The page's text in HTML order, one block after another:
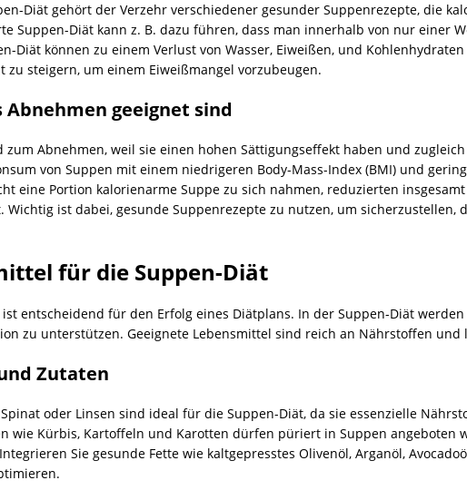
Diät gehört der Verzehr verschiedener gesunder Suppenrezepte, die
Suppen-Diät kann z. B. dazu führen, dass man innerhalb von nur einer
Diät können zu einem Verlust von Wasser, Eiweißen, und
steigern, um einem Eiweißmangel vorzubeugen.
geeignet sind
Abnehmen, weil sie einen hohen Sättigungseffekt haben und
von Suppen mit einem niedrigeren Body-Mass-Index (BMI) und
eine Portion kalorienarme Suppe zu sich nahmen, reduzierten
Wichtig ist dabei, gesunde Suppenrezepte zu nutzen, um sicherzustellen,
für die Suppen-Diät
entscheidend für den Erfolg eines Diätplans. In der Suppen-Diät
zu unterstützen. Geeignete Lebensmittel sind reich an Nährstoffen
Zutaten
oder Linsen sind ideal für die Suppen-Diät, da sie essenzielle
wie Kürbis, Kartoffeln und Karotten dürfen püriert in Suppen angeboten
Sie gesunde Fette wie kaltgepresstes Olivenöl, Arganöl,